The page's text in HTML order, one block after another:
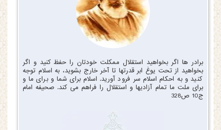
برادر ها اگر بخواهید استقلال ممکلت خودتان را حفظ کنید و اگر
بخواهید از تحت یوغ ابر قدرتها تا آخر خارج بشوید، به اسلام توجه
کنید و به احکام اسلام سر فرود آورید. اسلام برای شما و برای ما و
برای ملت ما تمام آزادیها و استقلال را فراهم می کند. صحیفه امام
ج10 ص328